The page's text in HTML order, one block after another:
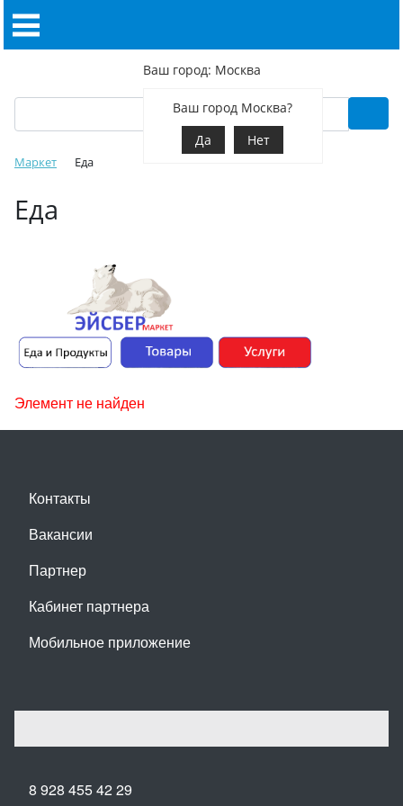
Ваш город: Москва
Ваш город Москва?
Да
Нет
Маркет Еда
Еда
Элемент не найден
Контакты
Вакансии
Партнер
Кабинет партнера
Мобильное приложение
8 928 455 42 29